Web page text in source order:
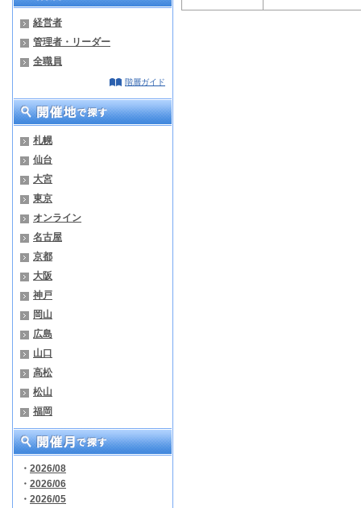
経営者
管理者・リーダー
全職員
階層ガイド
札幌
仙台
大宮
東京
オンライン
名古屋
京都
大阪
神戸
岡山
広島
山口
高松
松山
福岡
・ 2026/08
・ 2026/06
・ 2026/05